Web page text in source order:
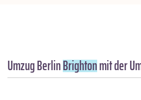
Umzug BerlinBrightonmit der